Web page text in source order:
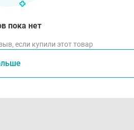
пока нет
если купили этот товар